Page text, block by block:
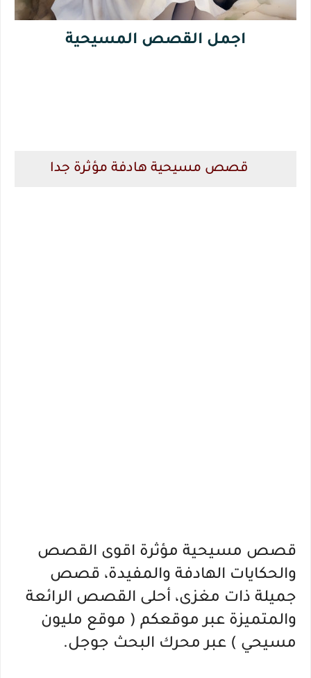
اجمل القصص المسيحية
قصص مسيحية هادفة مؤثرة جدا
قصص مسيحية مؤثرة اقوى القصص
والحكايات الهادفة والمفيدة، قصص
جميلة ذات مغزى، أحلى القصص الرائعة
والمتميزة عبر موقعكم ( موقع مليون
مسيحي ) عبر محرك البحث جوجل.